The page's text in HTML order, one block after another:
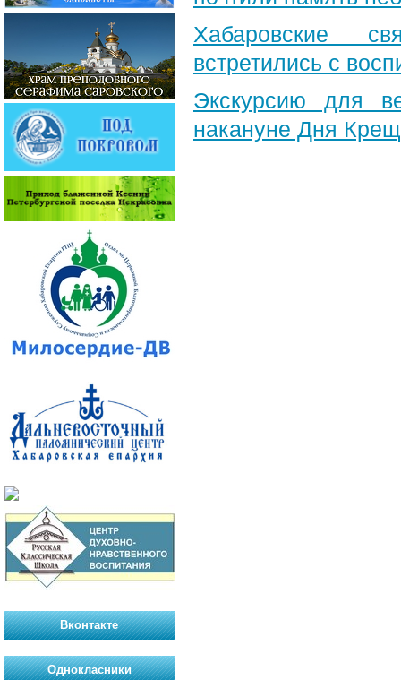
Хабаровские
встретились с
Экскурсию для
накануне Дня
Вконтакте
Однокласники